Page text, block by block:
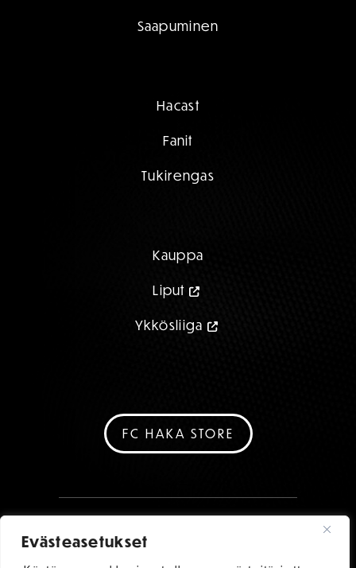
Evästeasetukset
Saapuminen
Hacast
Fanit
Tukirengas
Kauppa
Liput
Ykkösliiga
FC HAKA STORE